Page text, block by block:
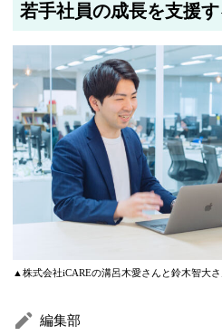
若手社員の成長を支援
▲株式会社iCAREの溝呂木愛さんと鈴木智大さ
編集部